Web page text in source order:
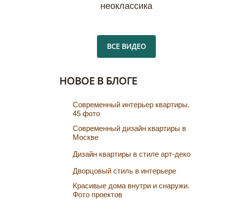
неоклассика
ВСЕ ВИДЕО
НОВОЕ В БЛОГЕ
Cовременный интерьер квартиры.
45 фото
Современный дизайн квартиры в
Москве
Дизайн квартиры в стиле арт-деко
Дворцовый стиль в интерьере
Красивые дома внутри и снаружи.
Фото проектов